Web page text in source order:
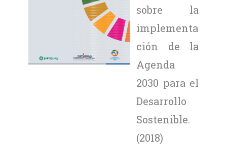
sobre la
implementa
ción de la
Agenda
2030 para el
Desarrollo
Sostenible.
(2018)